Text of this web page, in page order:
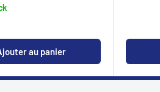
au panier